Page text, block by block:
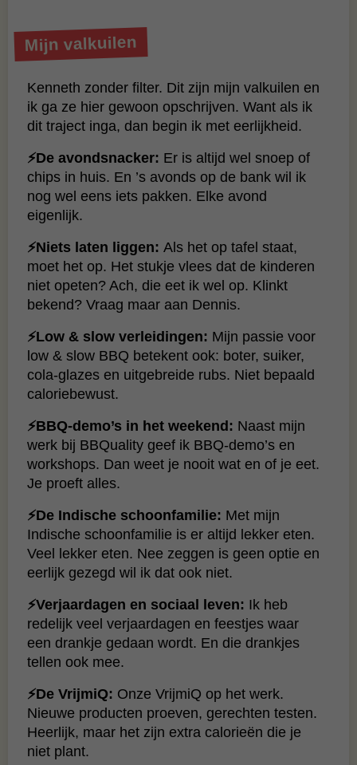
Mijn valkuilen
Kenneth zonder filter. Dit zijn mijn valkuilen en
ik ga ze hier gewoon opschrijven. Want als ik
dit traject inga, dan begin ik met eerlijkheid.
⚡De avondsnacker: Er is altijd wel snoep of
chips in huis. En ’s avonds op de bank wil ik
nog wel eens iets pakken. Elke avond
eigenlijk.
⚡Niets laten liggen: Als het op tafel staat,
moet het op. Het stukje vlees dat de kinderen
niet opeten? Ach, die eet ik wel op. Klinkt
bekend? Vraag maar aan Dennis.
⚡Low & slow verleidingen: Mijn passie voor
low & slow BBQ betekent ook: boter, suiker,
cola-glazes en uitgebreide rubs. Niet bepaald
caloriebewust.
⚡BBQ-demo’s in het weekend: Naast mijn
werk bij BBQuality geef ik BBQ-demo’s en
workshops. Dan weet je nooit wat en of je eet.
Je proeft alles.
⚡De Indische schoonfamilie: Met mijn
Indische schoonfamilie is er altijd lekker eten.
Veel lekker eten. Nee zeggen is geen optie en
eerlijk gezegd wil ik dat ook niet.
⚡Verjaardagen en sociaal leven: Ik heb
redelijk veel verjaardagen en feestjes waar
een drankje gedaan wordt. En die drankjes
tellen ook mee.
⚡De VrijmiQ: Onze VrijmiQ op het werk.
Nieuwe producten proeven, gerechten testen.
Heerlijk, maar het zijn extra calorieën die je
niet plant.